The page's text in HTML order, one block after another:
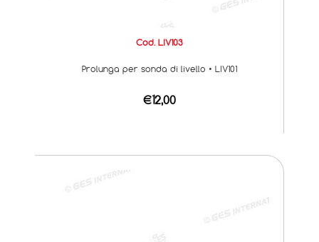
Cod. LIV103
Prolunga per sonda di livello • LIV101
€12,00